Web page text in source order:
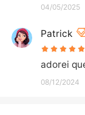
04/05/2025
Patrick
adorei
08/12/2024